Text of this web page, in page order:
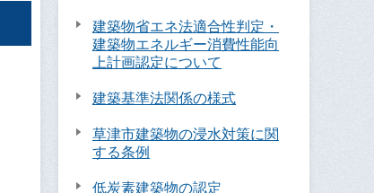
建築物省エネ法適合性判定・
建築物エネルギー消費性能向
上計画認定について
建築基準法関係の様式
草津市建築物の浸水対策に関
する条例
低炭素建築物の認定